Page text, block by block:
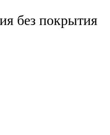
без покрытия